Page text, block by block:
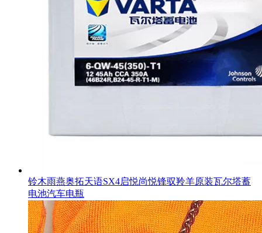
铃木雨燕奥拓天语SX4启悦尚悦锋驭羚羊原装瓦尔塔蓄
电池汽车电瓶